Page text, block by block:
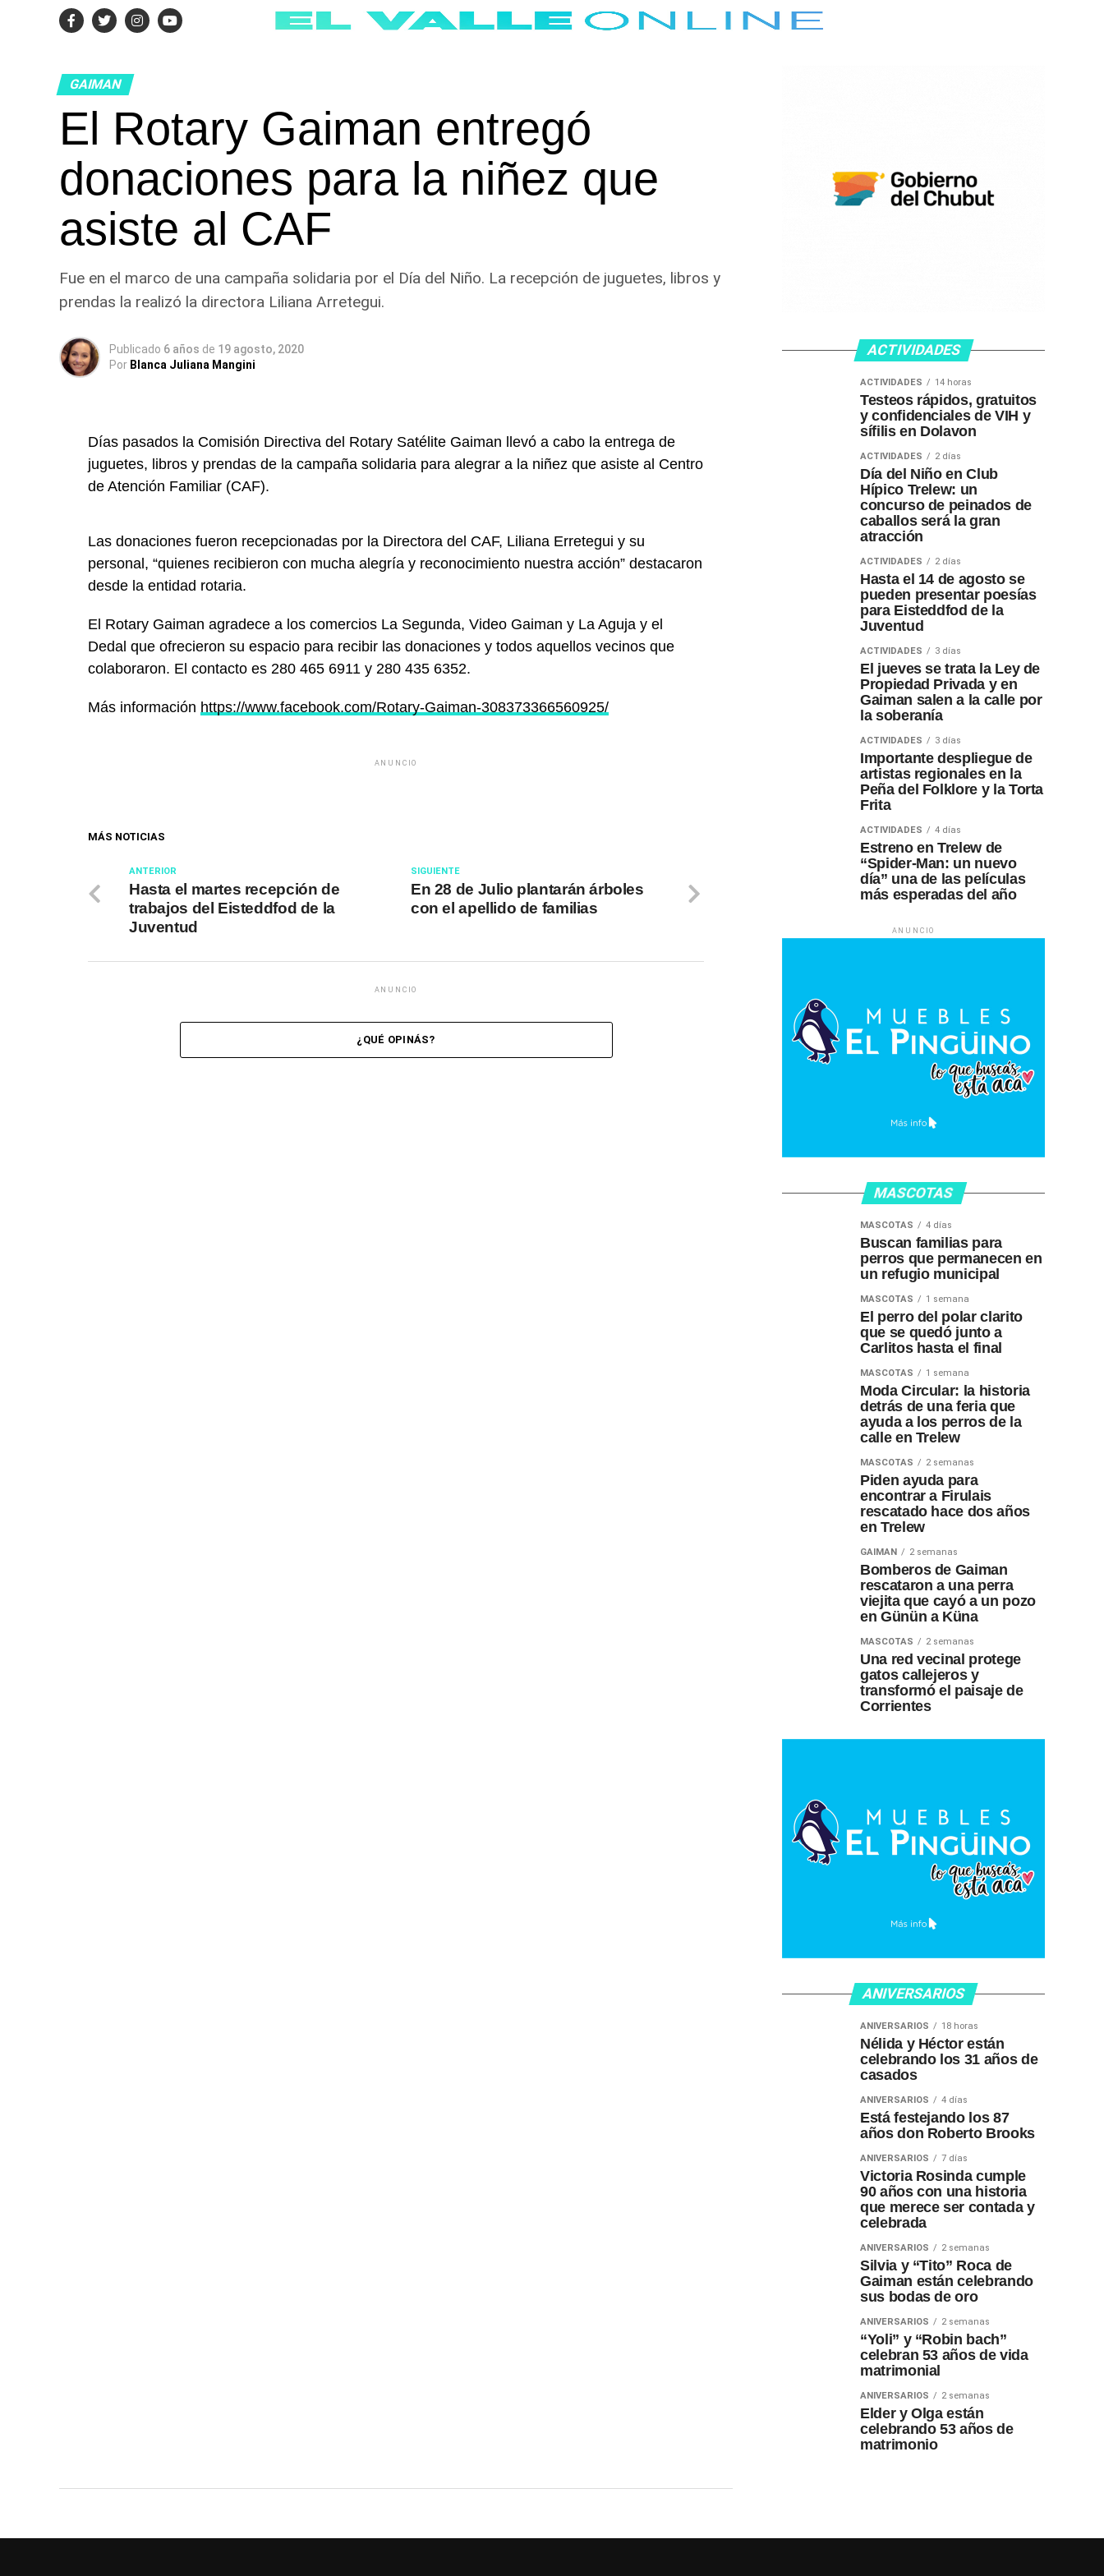
GAIMAN
El Rotary Gaiman entregó
donaciones para la niñez que
asiste al CAF
Fue en el marco de una campaña solidaria por el Día del Niño. La recepción de juguetes, libros y
prendas la realizó la directora Liliana Arretegui.
Publicado 6 años de 19 agosto, 2020
Por Blanca Juliana Mangini
Días pasados la Comisión Directiva del Rotary Satélite Gaiman llevó a cabo la entrega de
juguetes, libros y prendas de la campaña solidaria para alegrar a la niñez que asiste al Centro
de Atención Familiar (CAF).
Las donaciones fueron recepcionadas por la Directora del CAF, Liliana Erretegui y su
personal, “quienes recibieron con mucha alegría y reconocimiento nuestra acción” destacaron
desde la entidad rotaria.
El Rotary Gaiman agradece a los comercios La Segunda, Video Gaiman y La Aguja y el
Dedal que ofrecieron su espacio para recibir las donaciones y todos aquellos vecinos que
colaboraron. El contacto es 280 465 6911 y 280 435 6352.
Más información https://www.facebook.com/Rotary-Gaiman-308373366560925/
ANUNCIO
MÁS NOTICIAS
SIGUIENTE
En 28 de Julio plantarán árboles
con el apellido de familias
ANTERIOR
Hasta el martes recepción de
trabajos del Eisteddfod de la
Juventud
ANUNCIO
¿QUÉ OPINÁS?
ACTIVIDADES
ACTIVIDADES 14 horas
Testeos rápidos, gratuitos
y confidenciales de VIH y
sífilis en Dolavon
ACTIVIDADES 2 días
Día del Niño en Club
Hípico Trelew: un
concurso de peinados de
caballos será la gran
atracción
ACTIVIDADES 2 días
Hasta el 14 de agosto se
pueden presentar poesías
para Eisteddfod de la
Juventud
ACTIVIDADES 3 días
El jueves se trata la Ley de
Propiedad Privada y en
Gaiman salen a la calle por
la soberanía
ACTIVIDADES 3 días
Importante despliegue de
artistas regionales en la
Peña del Folklore y la Torta
Frita
ACTIVIDADES 4 días
Estreno en Trelew de
“Spider-Man: un nuevo
día” una de las películas
más esperadas del año
ANUNCIO
MASCOTAS
MASCOTAS 4 días
Buscan familias para
perros que permanecen en
un refugio municipal
MASCOTAS 1 semana
El perro del polar clarito
que se quedó junto a
Carlitos hasta el final
MASCOTAS 1 semana
Moda Circular: la historia
detrás de una feria que
ayuda a los perros de la
calle en Trelew
MASCOTAS 2 semanas
Piden ayuda para
encontrar a Firulais
rescatado hace dos años
en Trelew
GAIMAN 2 semanas
Bomberos de Gaiman
rescataron a una perra
viejita que cayó a un pozo
en Günün a Küna
MASCOTAS 2 semanas
Una red vecinal protege
gatos callejeros y
transformó el paisaje de
Corrientes
ANIVERSARIOS
ANIVERSARIOS 18 horas
Nélida y Héctor están
celebrando los 31 años de
casados
ANIVERSARIOS 4 días
Está festejando los 87
años don Roberto Brooks
ANIVERSARIOS 7 días
Victoria Rosinda cumple
90 años con una historia
que merece ser contada y
celebrada
ANIVERSARIOS 2 semanas
Silvia y “Tito” Roca de
Gaiman están celebrando
sus bodas de oro
ANIVERSARIOS 2 semanas
“Yoli” y “Robin bach”
celebran 53 años de vida
matrimonial
ANIVERSARIOS 2 semanas
Elder y Olga están
celebrando 53 años de
matrimonio